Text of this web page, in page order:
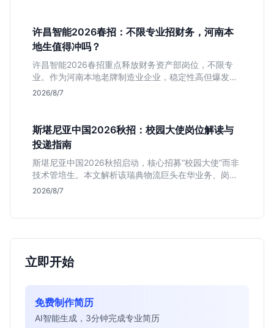
许昌智能2026春招：不限专业招财务，河南本
地生值得冲吗？
许昌智能2026春招重点释放财务资产部岗位，不限专
业。作为河南本地老牌制造业企业，稳定性高但爆发涨
薪机会少。适合想在本地积累工业场景经验的应届生。
2026/8/7
斯堪尼亚中国2026秋招：校园大使岗位解读与
投递指南
斯堪尼亚中国2026秋招启动，核心招募“校园大使”而非
技术管培生。本文解析该瑞典物流巨头在华业务、岗位
真实职责及不限专业背后的竞争逻辑，助你判断是否值
2026/8/7
立即开始
免费制作简历
AI智能生成，3分钟完成专业简历